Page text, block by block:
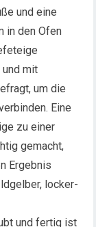
und eine
in den Ofen
mit
um die
Eine
zu einer
gemacht,
Ergebnis
locker-
und fertig ist